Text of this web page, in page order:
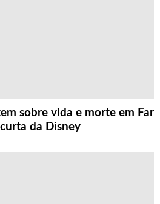
sobre vida e morte em Far
da Disney